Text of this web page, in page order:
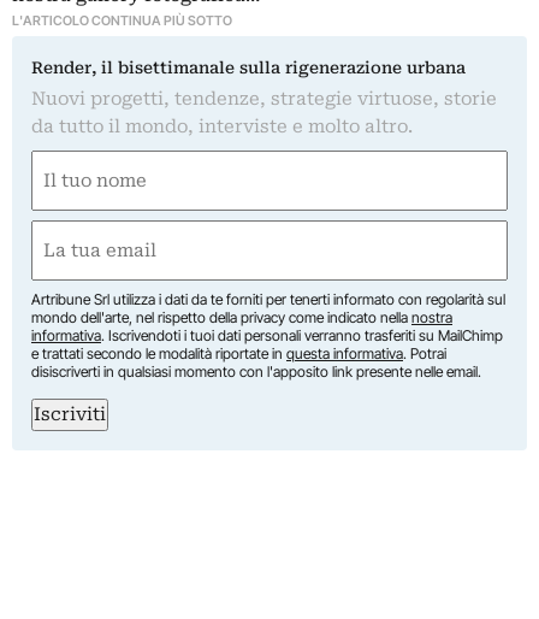
L'ARTICOLO CONTINUA PIÙ SOTTO
Render, il bisettimanale sulla rigenerazione urbana
Nuovi progetti, tendenze, strategie virtuose, storie
da tutto il mondo, interviste e molto altro.
(Required)
First
(Required)
Artribune Srl utilizza i dati da te forniti per tenerti informato con regolarità sul
mondo dell'arte, nel rispetto della privacy come indicato nella nostra
informativa. Iscrivendoti i tuoi dati personali verranno trasferiti su MailChimp
e trattati secondo le modalità riportate in questa informativa. Potrai
disiscriverti in qualsiasi momento con l'apposito link presente nelle email.
Iscriviti